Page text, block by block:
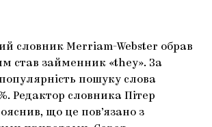
КІНО
МУЗЕЇ
КОЛЕКЦІЇ
ГАЛЕРЕЇ
ІСТОРІЇ
КОНСПЕКТИ
КНИЖКИ І ЖУРНАЛИ
ПЛАТФОРМА
ЗАПАЛЕННЯ
УКРАЇНСЬКЕ МИСТЕЦТВО
КРАМНИЦЯ
словник Merriam-Webster обрав
став займенник «they». За
пошуку слова
Редактор словника Пітер
що це пов’язано з